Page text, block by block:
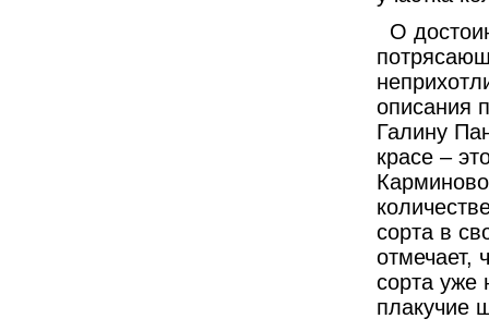
О
описания
Галину
красе –
сорта в
отмечает,
сорта уже
плакучие